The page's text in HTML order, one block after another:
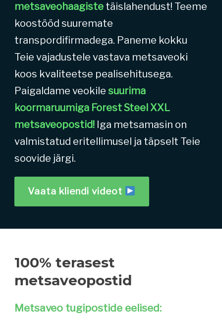
metsaveohaagiste täislahendust! Teeme
koostööd suuremate
transpordifirmadega. Paneme kokku
Teie vajadustele vastava metsaveoki
koos kvaliteetse pealisehitusega.
Paigaldame veokile suurima
koormaruumiga Forest Steel XXL
metsaveopostid! Iga metsamasin on
valmistatud eritellimusel ja täpselt Teie
soovide järgi.
Vaata kliendi videot
100% terasest
metsaveopostid
Metsaveo tugipostide eelised: